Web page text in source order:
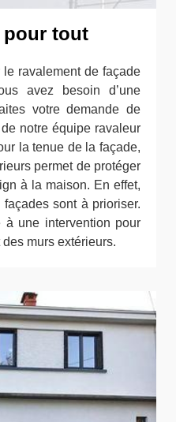
pour tout
ravalement de façade
avez besoin d’une
votre demande de
notre équipe ravaleur
la tenue de la façade,
permet de protéger
à la maison. En effet,
sont à prioriser.
à une intervention pour
murs extérieurs.